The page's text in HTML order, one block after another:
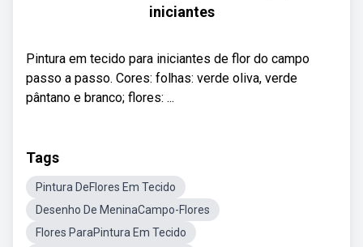
iniciantes
Pintura em tecido para iniciantes de flor do campo
passo a passo. Cores: folhas: verde oliva, verde
pântano e branco; flores: ...
Tags
Pintura DeFlores Em Tecido
Desenho De MeninaCampo-Flores
Flores ParaPintura Em Tecido